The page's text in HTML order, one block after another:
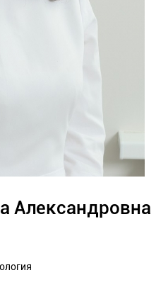
Александровна